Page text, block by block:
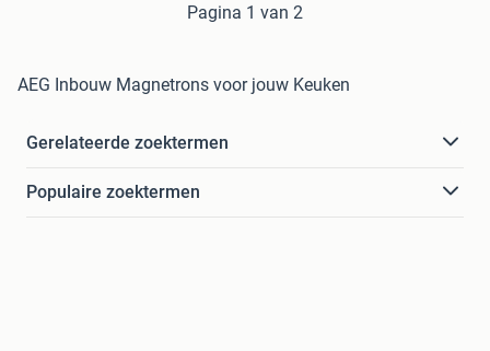
Pagina 1 van 2
AEG Inbouw Magnetrons voor jouw Keuken
Gerelateerde zoektermen
Populaire zoektermen